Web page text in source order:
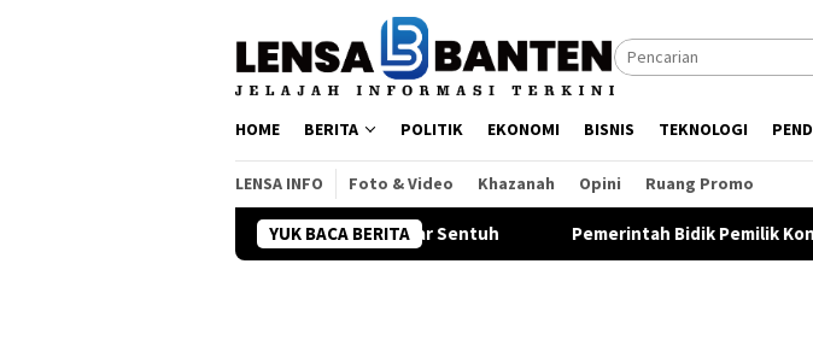
HOME BERITA POLITIK EKONOMI BISNIS TEKNOLOGI
LENSA INFO Foto & Video Khazanah Opini Ruang Promo
YUK BACA BERITA
QWERTY di Era Layar Sentuh Pemerintah Bidik Pemilik Kontrakan, Pajak Mulai